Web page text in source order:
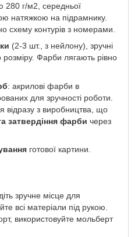
280 г/м2, середньої
натяжкою на підрамнику.
схему контурів з номерами.
(2-3 шт., з нейлону), зручні
Фарби лягають рівно
: акрилові фарби в
для зручності роботи.
відразу з виробництва, що
затвердіння фарби через
готової картини.
зручне місце для
всі матеріали під рукою.
використовуйте мольберт